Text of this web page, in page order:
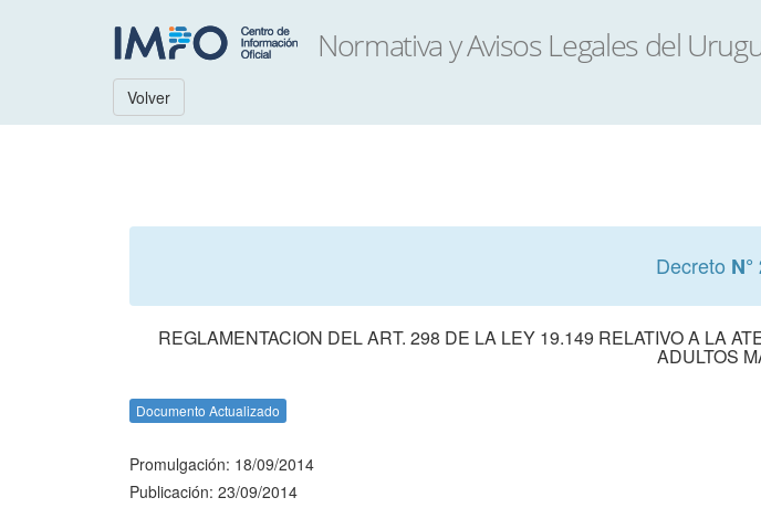
Volver
Decreto
REGLAMENTACION DEL ART. 298 DE LA LEY 19.149 RELATIVO A LA
ADULTOS
Documento Actualizado
Promulgación: 18/09/2014
Publicación: 23/09/2014